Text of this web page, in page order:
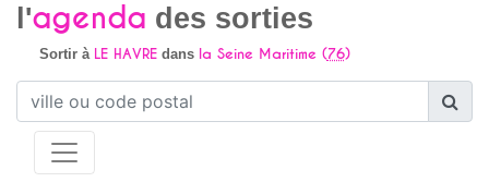
l'agenda des sorties
Sortir à LE HAVREdans la Seine Maritime (76)